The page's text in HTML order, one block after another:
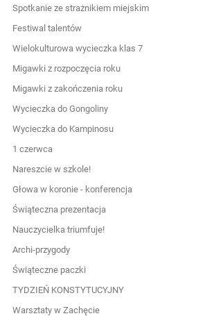
Spotkanie ze strażnikiem miejskim
Festiwal talentów
Wielokulturowa wycieczka klas 7
Migawki z rozpoczęcia roku
Migawki z zakończenia roku
Wycieczka do Gongoliny
Wycieczka do Kampinosu
1 czerwca
Nareszcie w szkole!
Głowa w koronie - konferencja
Świąteczna prezentacja
Nauczycielka triumfuje!
Archi-przygody
Świąteczne paczki
TYDZIEŃ KONSTYTUCYJNY
Warsztaty w Zachęcie